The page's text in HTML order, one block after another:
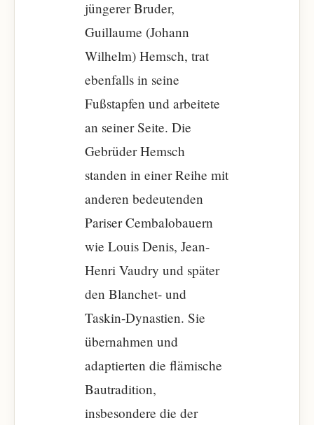
jüngerer Bruder,
Guillaume (Johann
Wilhelm) Hemsch, trat
ebenfalls in seine
Fußstapfen und arbeitete
an seiner Seite. Die
Gebrüder Hemsch
standen in einer Reihe mit
anderen bedeutenden
Pariser Cembalobauern
wie Louis Denis, Jean-
Henri Vaudry und später
den Blanchet- und
Taskin-Dynastien. Sie
übernahmen und
adaptierten die flämische
Bautradition,
insbesondere die der